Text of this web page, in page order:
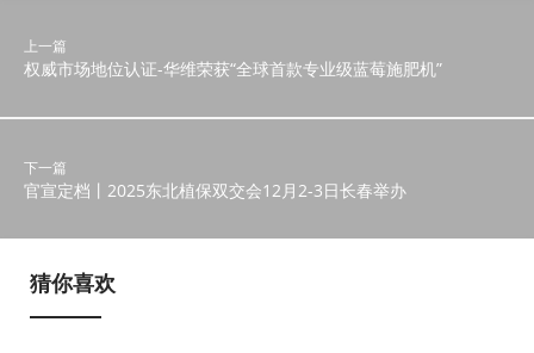
上一篇
权威市场地位认证-华维荣获“全球首款专业级蓝莓施肥机”
下一篇
官宣定档丨2025东北植保双交会12月2-3日长春举办
猜你喜欢